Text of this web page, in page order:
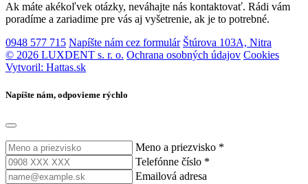
Ak máte akékoľvek otázky, neváhajte nás kontaktovať. Rádi vám
poradíme a zariadime pre vás aj vyšetrenie, ak je to potrebné.
0948 577 715 Napíšte nám cez formulár Štúrova 103A, Nitra
© 2026 LUXDENT s. r. o. Ochrana osobných údajov Cookies
Vytvoril: Hattas.sk
Napíšte nám, odpovieme rýchlo
Meno a priezvisko *
Telefónne číslo *
Emailová adresa